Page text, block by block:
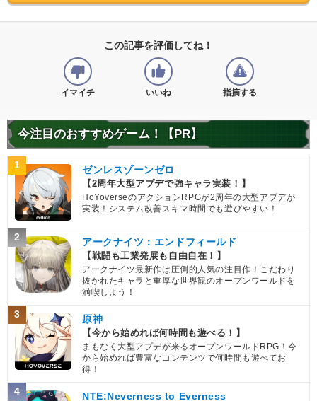
この記事を評価してね！
イマイチ いいね 指摘する
今注目のおすすめゲーム！【PR】
1 ゼンレスゾーンゼロ
【2周年大型アプデで強キャラ実装！】
HoYoverseのアクションRPGが2周年の大型アプデが
実装！システム改善スキマ時間でも遊びやすい！
2 アークナイツ：エンドフィールド
【戦闘も工業発展も自由自在！】
アークナイツ最新作は圧倒的人気の注目作！こだわり
抜かれたキャラと重厚な世界観のオープンワールドを
満喫しよう！
3 原神
【今から始めれば何時間も遊べる！】
まもなく大型アプデが来るオープンワールドRPG！今
から始めれば豊富なコンテンツで何時間も遊べてお
得！
4 NTE:Neverness to Everness